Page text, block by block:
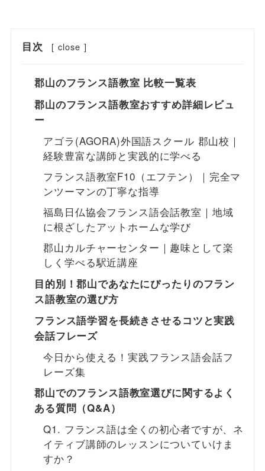
目次 [ close ]
郡山のフランス語教室 比較一覧表
郡山のフランス語教室おすすめ詳細レビュ
ー
アゴラ(AGORA)外国語スクール 郡山校｜
経験豊富な講師と実践的に学べる
フランス語教室F10（エフテン）｜完全マ
ンツーマンの丁寧な指導
福島日仏協会フランス語会話教室｜地域
に根ざしたアットホームな学び
郡山カルチャーセンター｜趣味として楽
しく学べる駅近講座
目的別！郡山であなたにぴったりのフラン
ス語教室の選び方
フランス語学習を長続きさせるコツと実践
会話フレーズ
今日から使える！実践フランス語会話フ
レーズ集
郡山でのフランス語教室選びに関するよく
ある質問（Q&A）
Q1. フランス語は全くの初心者ですが、ネ
イティブ講師のレッスンについていけま
すか？